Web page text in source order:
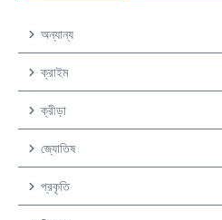
অন্যান্য
ক্রাইম
ক্রীড়া
জ্যোতিষ
প্রকৃতি